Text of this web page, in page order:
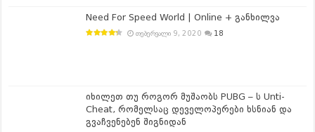
Need For Speed World | Online + განხილვა
თებერვალი 9, 2020 18
იხილეთ თუ როგორ მუშაობს PUBG – ს Unti-
Cheat, რომელსაც დეველოპერები ხსნიან და
გვაჩვენებენ შიგნიდან